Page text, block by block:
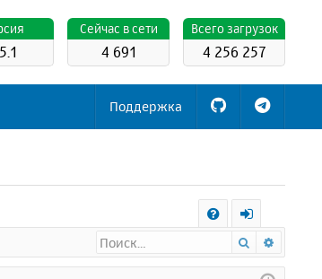
Всего загрузок
4 256 257
Cейчас в сети
4 691
Поддержка
Q
х
о
Поиск